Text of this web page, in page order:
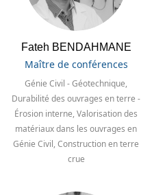
Fateh BENDAHMANE
Maître de conférences
Génie Civil - Géotechnique,
Durabilité des ouvrages en terre -
Érosion interne, Valorisation des
matériaux dans les ouvrages en
Génie Civil, Construction en terre
crue